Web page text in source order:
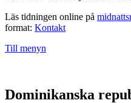
Läs tidningen online på
format: Kontakt
Till menyn
Dominikanska